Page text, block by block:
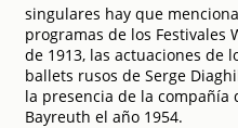
singulares hay que
programas de los Festivales
de 1913, las actuaciones de
ballets rusos de Serge
la presencia de la compañía
Bayreuth el año 1954.